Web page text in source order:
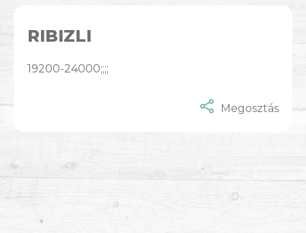
RIBIZLI
19200-24000;;;;
Megosztás